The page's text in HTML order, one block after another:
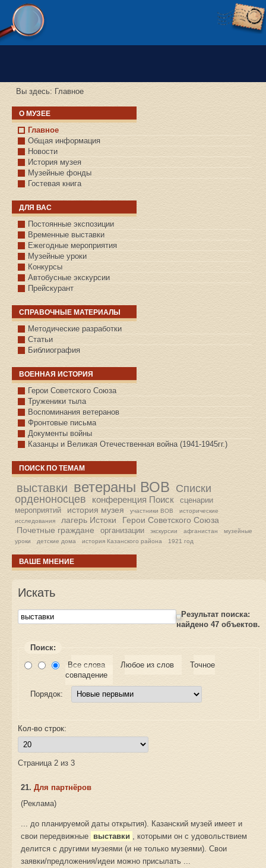
Версия сайта для слабовидящих
Вы здесь: Главное
О МУЗЕЕ
Главное
Общая информация
Новости
История музея
Музейные фонды
Гостевая книга
ДЛЯ ВАС
Постоянные экспозиции
Временные выставки
Ежегодные мероприятия
Музейные уроки
Конкурсы
Автобусные экскурсии
Прейскурант
СПРАВОЧНЫЕ МАТЕРИАЛЫ
Методические разработки
Статьи
Библиография
ВОЕННАЯ ИСТОРИЯ
С.КАЗАНСКОЕ
Герои Советского Союза
Труженики тыла
Воспоминания ветеранов
Фронтовые письма
Документы войны
Казанцы и Великая Отечественная война (1941-1945гг.)
ПОИСК ПО ТЕМАМ
выставки ветераны ВОВ Списки
орденоносцев
конференция Поиск
сценарии
мероприятий
история музея участники ВОВ
исторические
исследования
лагерь Истоки
Герои Советского Союза
Почетные граждане
организации экскурсии афганистан
музейные
уроки
детские дома история Казанского района 1921 год
ВАШЕ МНЕНИЕ
Искать
Результат поиска:
найдено 47 объектов.
Поиск:
Все слова
Любое из слов
Точное
совпадение
Порядок:
Кол-во строк:
Страница 2 из 3
21. Для партнёров
(Реклама)
... до планируемой даты открытия). Казанский музей имеет и
свои передвижные выставки
, которыми он с удовольствием
делится с другими музеями (и не только музеями). Свои
заявки/предложения/идеи можно присылать ...